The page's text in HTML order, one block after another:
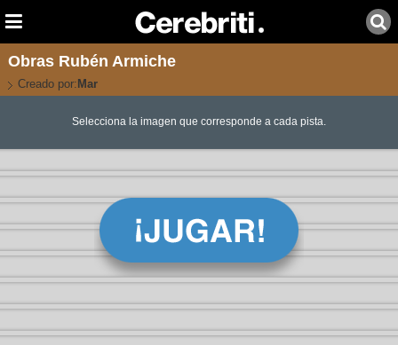
Obras Rubén Armiche
Creado por: Mar
Selecciona la imagen que corresponde a cada pista.